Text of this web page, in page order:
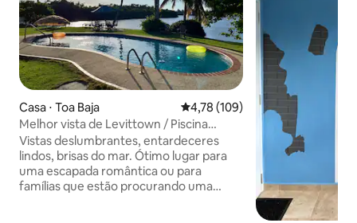
Casa ⋅ Toa Baja 4,78 de uma avaliação média de
4,78 (109)
Melhor vista de Levittown / Piscina
privativa / Caminhada até a praia!
Vistas deslumbrantes, entardeceres
lindos, brisas do mar. Ótimo lugar para
uma escapada romântica ou para
famílias que estão procurando uma